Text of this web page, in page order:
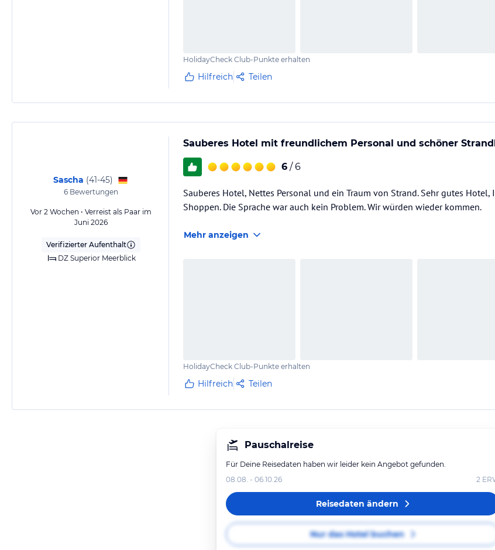
HolidayCheck Club-Punkte erhalten
Hilfreich Teilen
Sascha (41-45)
6Bewertungen
Vor 2 Wochen • Verreist als Paar im
Juni 2026
Verifizierter Aufenthalt
DZ Superior Meerblick
Sauberes Hotel mit freundlichem Personal und schöner
6 / 6
Sauberes Hotel, Nettes Personal und ein Traum von Strand. Sehr gutes
Shoppen. Die Sprache war auch kein Problem. Wir würden wieder kommen.
Mehr anzeigen
HolidayCheck Club-Punkte erhalten
Hilfreich Teilen
Pauschalreise
Für Deine Reisedaten haben wir leider kein Angebot gefunden.
08.08. - 06.10.26
2
Reisedaten ändern
Nur das Hotel buchen